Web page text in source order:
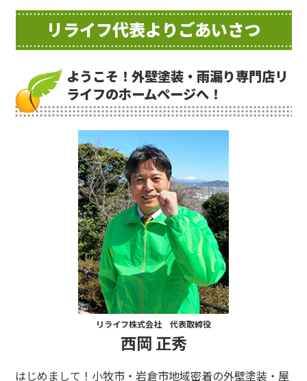
リライフ代表よりごあいさつ
ようこそ！外壁塗装・雨漏り専門店リ
ライフのホームページへ！
リライフ株式会社 代表取締役
西岡 正秀
はじめまして！小牧市・岩倉市地域密着の外壁塗装・屋